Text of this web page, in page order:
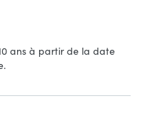
ans à partir de la date